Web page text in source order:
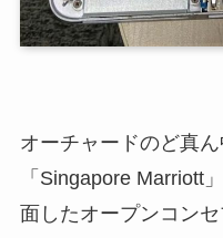
オーチャードのど真
「Singapore Marriott
面したオープンコン